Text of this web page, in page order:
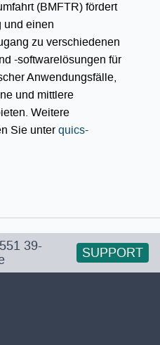
(BMFTR) fördert
und einen
zu verschiedenen
-softwarelösungen für
Anwendungsfälle,
und mittlere
Weitere
Sie unter quics-
39-
SUPPORT